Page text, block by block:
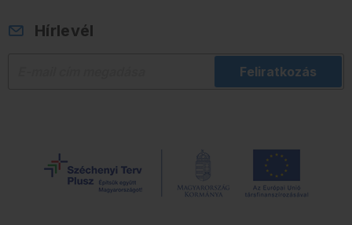
Hírlevél
Feliratkozás